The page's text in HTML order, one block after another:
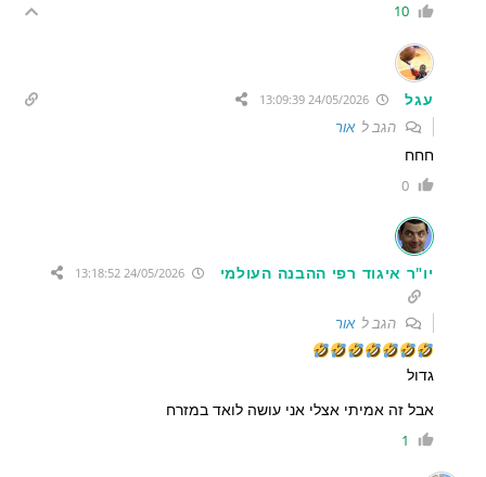
10
עגל
הגב לאור
חחח
0
יו"ר איגוד רפי ההבנה העולמי 24/05/2026 13:18:52
הגב לאור
גדול
אבל זה אמיתי אצלי אני עושה לואד במזרח
1